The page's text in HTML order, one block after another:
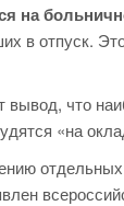
на
в отпуск.
вывод, что
«на